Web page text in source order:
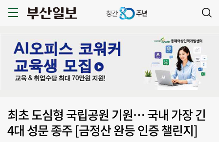
최초 도심형 국립공원 기원… 국내 가장 긴
4대 성문 종주 [금정산 완등 인증 챌린지]